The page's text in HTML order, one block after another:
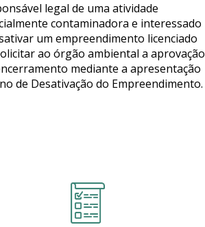
legal de uma atividade
contaminadora e interessado
um empreendimento licenciado
ao órgão ambiental a aprovação
mediante a apresentação
de Desativação do Empreendimento.